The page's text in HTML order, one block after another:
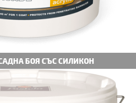
БОЯ СЪС СИЛИКОН